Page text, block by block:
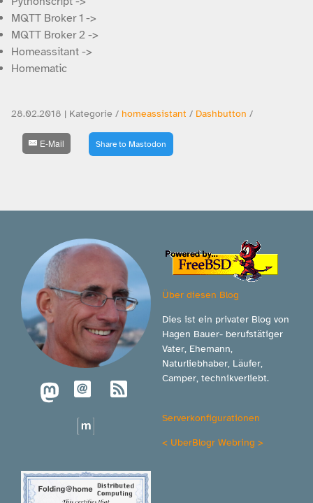
MQTT Broker 1 ->
MQTT Broker 2 ->
Homeassitant ->
Homematic
28.02.2018 | Kategorie / homeassistant / Dashbutton /
E-Mail Share to Mastodon
Über diesen Blog
Dies ist ein privater Blog von
Hagen Bauer- berufstätiger
Vater, Ehemann,
Naturliebhaber, Läufer,
Camper, technikverliebt.
Serverkonfigurationen
< UberBlogr Webring >